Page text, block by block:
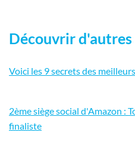
Découvrir
Voici les 9 secrets des
2ème siège social d'Amazon :
finaliste